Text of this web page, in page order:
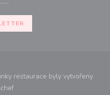
restaurace byly vytvořeny
((otevře se v novém okně))